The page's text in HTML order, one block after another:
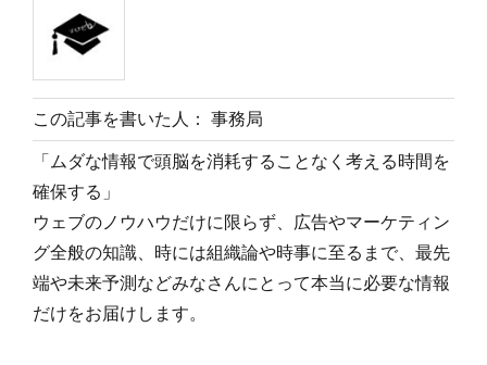
この記事を書いた人： 事務局
「ムダな情報で頭脳を消耗することなく考える時間を
確保する」
ウェブのノウハウだけに限らず、広告やマーケティン
グ全般の知識、時には組織論や時事に至るまで、最先
端や未来予測などみなさんにとって本当に必要な情報
だけをお届けします。